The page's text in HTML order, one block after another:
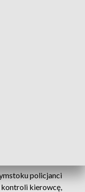
policjanci
kierowcę,